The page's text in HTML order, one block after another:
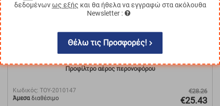
Προφίλτρο αέρος περονοφόρου
Κωδικός: TOY-2010147
Άμεσα διαθέσιμο
€28.26
€25.43
δεδομένωνως εξής και θα ήθελα να εγγραφώ στα ακόλουθα
Newsletter :
Θέλω τις Προσφορές!